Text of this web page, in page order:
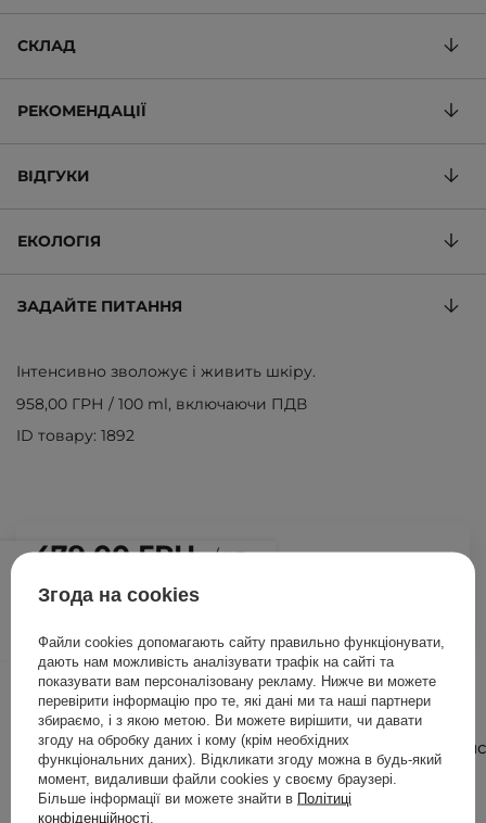
479,00 ГРН /шт.
СКЛАД
РЕКОМЕНДАЦІЇ
ВІДГУКИ
ЕКОЛОГІЯ
ЗАДАЙТЕ ПИТАННЯ
Інтенсивно зволожує і живить шкіру.
958,00 ГРН / 100 ml, включаючи ПДВ
ID товару: 1892
Інші клієнти також перевіряли
більше
Згода на cookies
Файли cookies допомагають сайту правильно функціонувати,
дають нам можливість аналізувати трафік на сайті та
показувати вам персоналізовану рекламу. Нижче ви можете
перевірити інформацію про те, які дані ми та наші партнери
збираємо, і з якою метою. Ви можете вирішити, чи давати
згоду на обробку даних і кому (крім необхідних
функціональних даних). Відкликати згоду можна в будь-який
момент, видаливши файли cookies у своєму браузері.
Більше інформації ви можете знайти в Політиці
конфіденційності